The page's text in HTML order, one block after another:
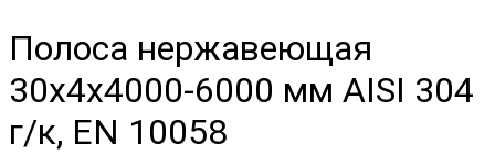
Полоса нержавеющая
30х4х4000-6000 мм AISI 304
г/к, EN 10058